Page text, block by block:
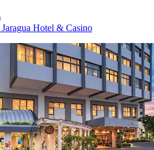
Hotel & Casino